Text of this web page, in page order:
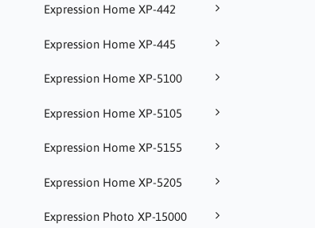
Expression Home XP-442
Expression Home XP-445
Expression Home XP-5100
Expression Home XP-5105
Expression Home XP-5155
Expression Home XP-5205
Expression Photo XP-15000